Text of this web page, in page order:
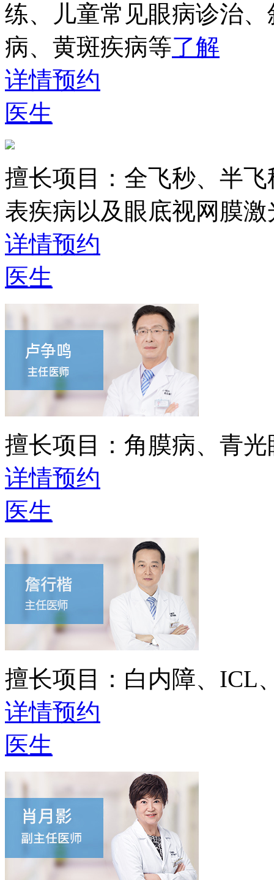
练、儿童常见眼病诊治
病、黄斑疾病等了解
详情预约
医生
擅长项目： 全飞秒、半
表疾病以及眼底视网膜激
详情预约
医生
擅长项目： 角膜病、青
详情预约
医生
擅长项目： 白内障、ICL
详情预约
医生